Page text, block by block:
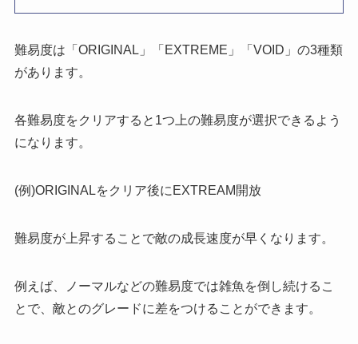
難易度は「ORIGINAL」「EXTREME」「VOID」の3種類
があります。
各難易度をクリアすると1つ上の難易度が選択できる よう
になります。
(例)ORIGINALをクリア後にEXTREAM開放
難易度が上昇することで敵の成長速度が早く なります。
例えば、ノーマルなどの難易度では雑魚を倒し続けるこ
とで、敵とのグレードに差をつけることができます。